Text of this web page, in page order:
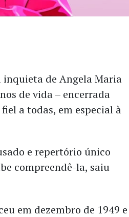
inquieta de Angela Maria
de vida – encerrada
a todas, em especial à
e repertório único
compreendê-la, saiu
em dezembro de 1949 e